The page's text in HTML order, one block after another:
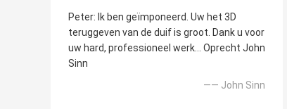
Peter: Ik ben geïmponeerd. Uw het 3D
teruggeven van de duif is groot. Dank u voor
uw hard, professioneel werk… Oprecht John
Sinn
—— John Sinn